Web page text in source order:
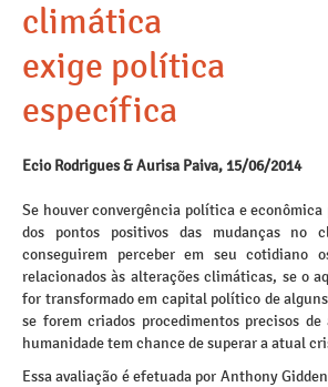
climática
exige política
específica
Ecio Rodrigues & Aurisa Paiva, 15/06/2014
Se houver convergência política e econômica
dos pontos positivos das mudanças no
conseguirem perceber em seu cotidiano
relacionados às alterações climáticas, se o
for transformado em capital político de
se forem criados procedimentos precisos
humanidade tem chance de superar a atual
Essa avaliação é efetuada por Anthony